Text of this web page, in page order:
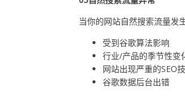
当你的网站自然搜索流量发
受到谷歌算法影响
行业/产品的季节性变
网站出现严重的SEO
谷歌数据后台出错